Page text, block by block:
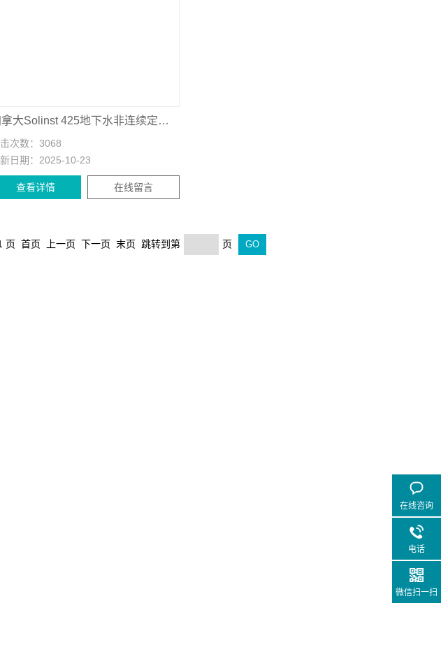
加拿大Solinst 425地下水非连续定深取样器
次数： 3068
日期： 2025-10-23
查看详情 在线留言
页 首页 上一页 下一页 末页 跳转到第 页
在线咨询
电话
微信扫一扫